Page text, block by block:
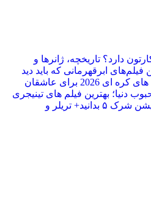
تاریخچه، ژانرها و
ابرقهرمانی که باید دید
بهترین سریال های کره ای 2026 برای عاشقان
بهترین فیلم‌ های تینیجری
هر آنچه باید درباره انیمیشن شرک ۵ بدانید+ تریلر و